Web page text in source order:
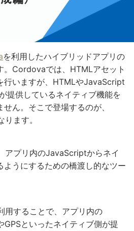
を利用したハイブリッドアプリの
。Cordovaでは、HTMLアセット
行いますが、HTMLやJavaScript
提供しているネイティブ機能を
ん。そこで登場するのが、
ります。
アプリ内のJavaScriptからネイ
ようにするための橋渡し的なツー
用することで、アプリ内の
といったネイティブ側が提